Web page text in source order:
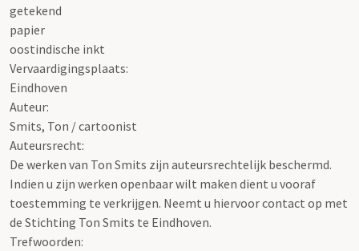
getekend
papier
oostindische inkt
Vervaardigingsplaats:
Eindhoven
Auteur:
Smits, Ton / cartoonist
Auteursrecht:
De werken van Ton Smits zijn auteursrechtelijk beschermd.
Indien u zijn werken openbaar wilt maken dient u vooraf
toestemming te verkrijgen. Neemt u hiervoor contact op met
de Stichting Ton Smits te Eindhoven.
Trefwoorden: